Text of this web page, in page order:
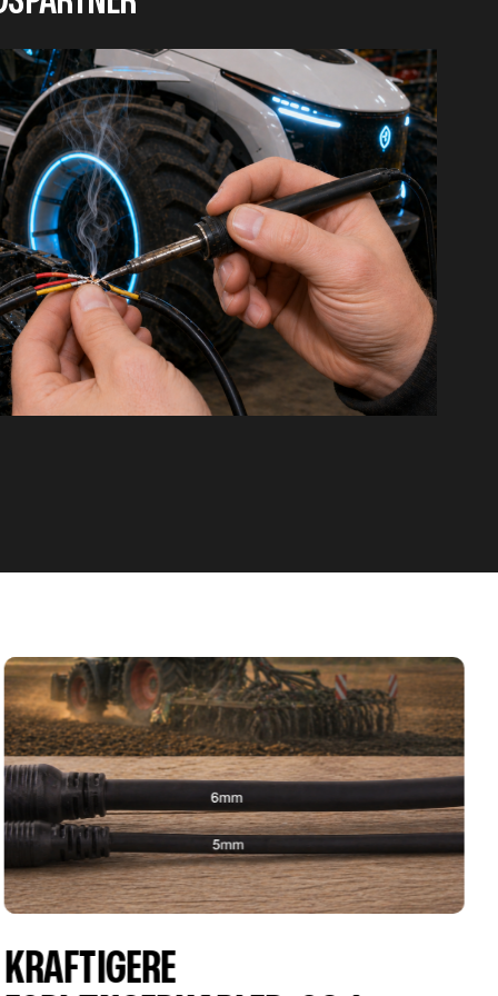
FENDT ONE KAMERA